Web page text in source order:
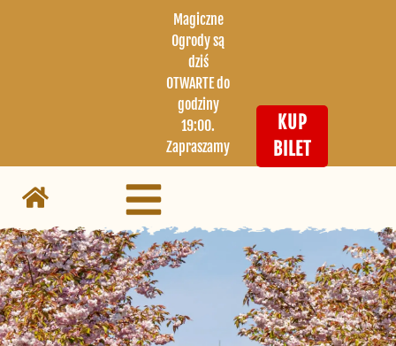
Magiczne
Ogrody są
dziś
OTWARTE do
godziny
19:00.
Zapraszamy
KUP
BILET